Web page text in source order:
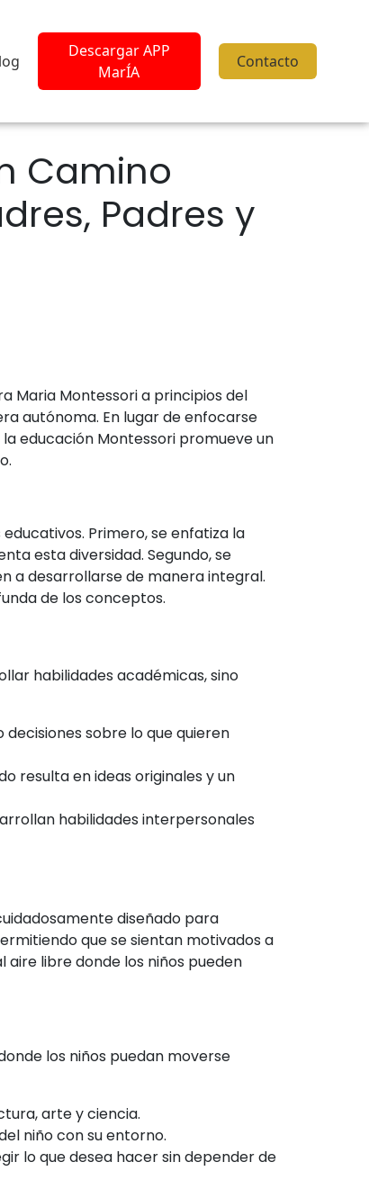
Descargar APP
MarÍA
Contacto
Camino
Padres y
Maria Montessori a principios del
autónoma. En lugar de enfocarse
educación Montessori promueve un
Primero, se enfatiza la
esta diversidad. Segundo, se
a desarrollarse de manera integral.
de los conceptos.
habilidades académicas, sino
sobre lo que quieren
resulta en ideas originales y un
habilidades interpersonales
diseñado para
que se sientan motivados a
libre donde los niños pueden
los niños puedan moverse
arte y ciencia.
niño con su entorno.
lo que desea hacer sin depender de